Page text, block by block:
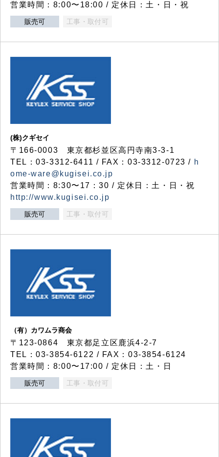
営業時間：8:00〜18:00 / 定休日：土・日・祝
販売可 工事・取付可
(株)クギセイ
〒166-0003 東京都杉並区高円寺南3-3-1
TEL：03-3312-6411 / FAX：03-3312-0723 / h
ome-ware@kugisei.co.jp
営業時間：8:30〜17：30 / 定休日：土・日・祝
http://www.kugisei.co.jp
販売可 工事・取付可
（有）カワムラ商会
〒123-0864 東京都足立区鹿浜4-2-7
TEL：03-3854-6122 / FAX：03-3854-6124
営業時間：8:00〜17:00 / 定休日：土・日
販売可 工事・取付可